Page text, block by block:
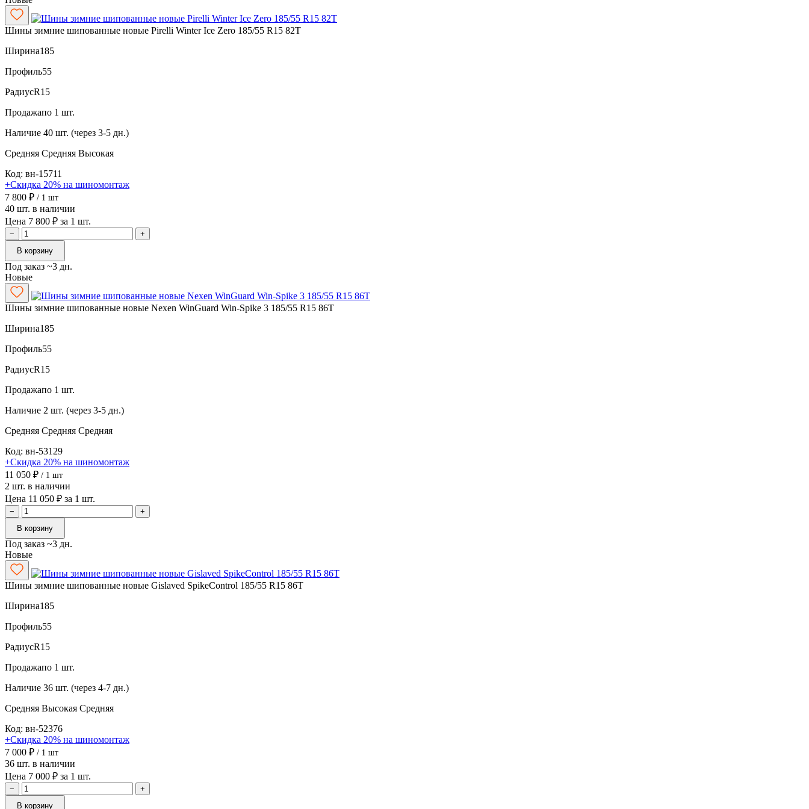
Шины зимние шипованные новые Pirelli Winter Ice Zero 185/55 R15 82T
Ширина185
Профиль55
РадиусR15
Продажапо 1 шт.
Наличие 40 шт. (через 3-5 дн.)
Средняя Средняя Высокая
Код: вн-15711
+Скидка 20% на шиномонтаж
7 800 ₽ / 1 шт
40 шт. в наличии
Цена 7 800 ₽ за 1 шт.
−
+
В корзину
Под заказ ~3 дн.
Новые
Шины зимние шипованные новые Nexen WinGuard Win-Spike 3 185/55 R15 86T
Ширина185
Профиль55
РадиусR15
Продажапо 1 шт.
Наличие 2 шт. (через 3-5 дн.)
Средняя Средняя Средняя
Код: вн-53129
+Скидка 20% на шиномонтаж
11 050 ₽ / 1 шт
2 шт. в наличии
Цена 11 050 ₽ за 1 шт.
−
+
В корзину
Под заказ ~3 дн.
Новые
Шины зимние шипованные новые Gislaved SpikeControl 185/55 R15 86T
Ширина185
Профиль55
РадиусR15
Продажапо 1 шт.
Наличие 36 шт. (через 4-7 дн.)
Средняя Высокая Средняя
Код: вн-52376
+Скидка 20% на шиномонтаж
7 000 ₽ / 1 шт
36 шт. в наличии
Цена 7 000 ₽ за 1 шт.
−
+
В корзину